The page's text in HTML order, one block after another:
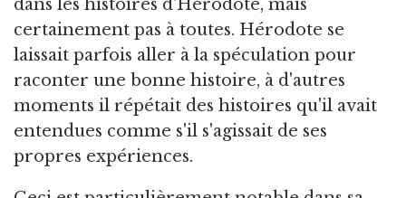
dans les histoires d'Hérodote, mais
certainement pas à toutes. Hérodote se
laissait parfois aller à la spéculation pour
raconter une bonne histoire, à d'autres
moments il répétait des histoires qu'il avait
entendues comme s'il s'agissait de ses
propres expériences.